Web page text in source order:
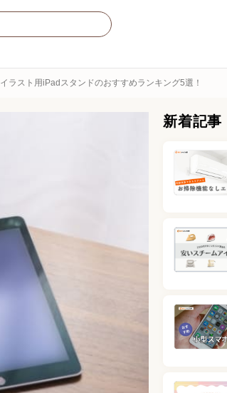
イラスト用iPadスタンドのおすすめランキング5選！
新着記事